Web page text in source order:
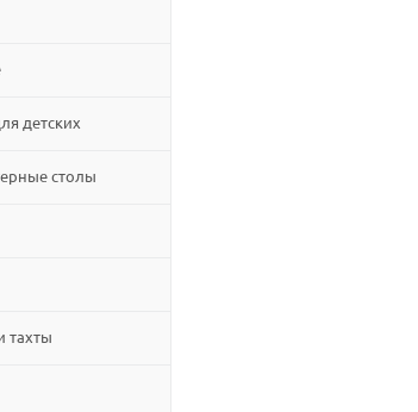
детских
столы
тахты